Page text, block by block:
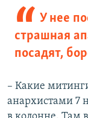
У нее
страшная
посадят,
– Какие
анархистами 7